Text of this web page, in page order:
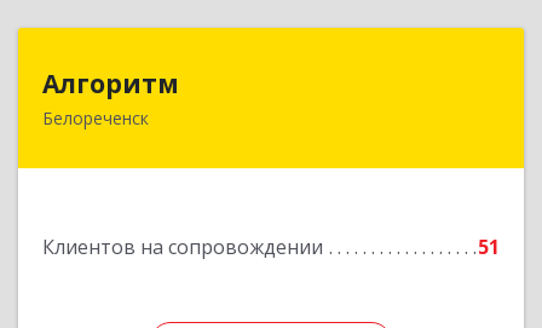
Алгоритм
Белореченск
Клиентов на сопровождении 51
352630, Краснодарский край, Белореченский р-